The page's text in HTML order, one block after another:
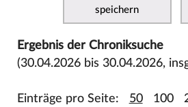
speichern
Ergebnis der Chroniksuche
(30.04.2026 bis 30.04.2026,
Einträge pro Seite: 50 100